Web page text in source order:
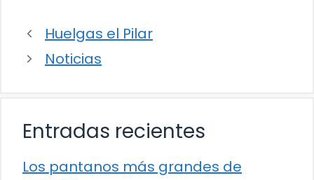
Huelgas el Pilar
Noticias
Entradas recientes
Los pantanos más grandes de